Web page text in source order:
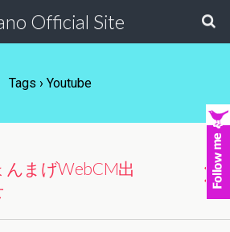
Official Site
Tags › Youtube
まげWebCM出